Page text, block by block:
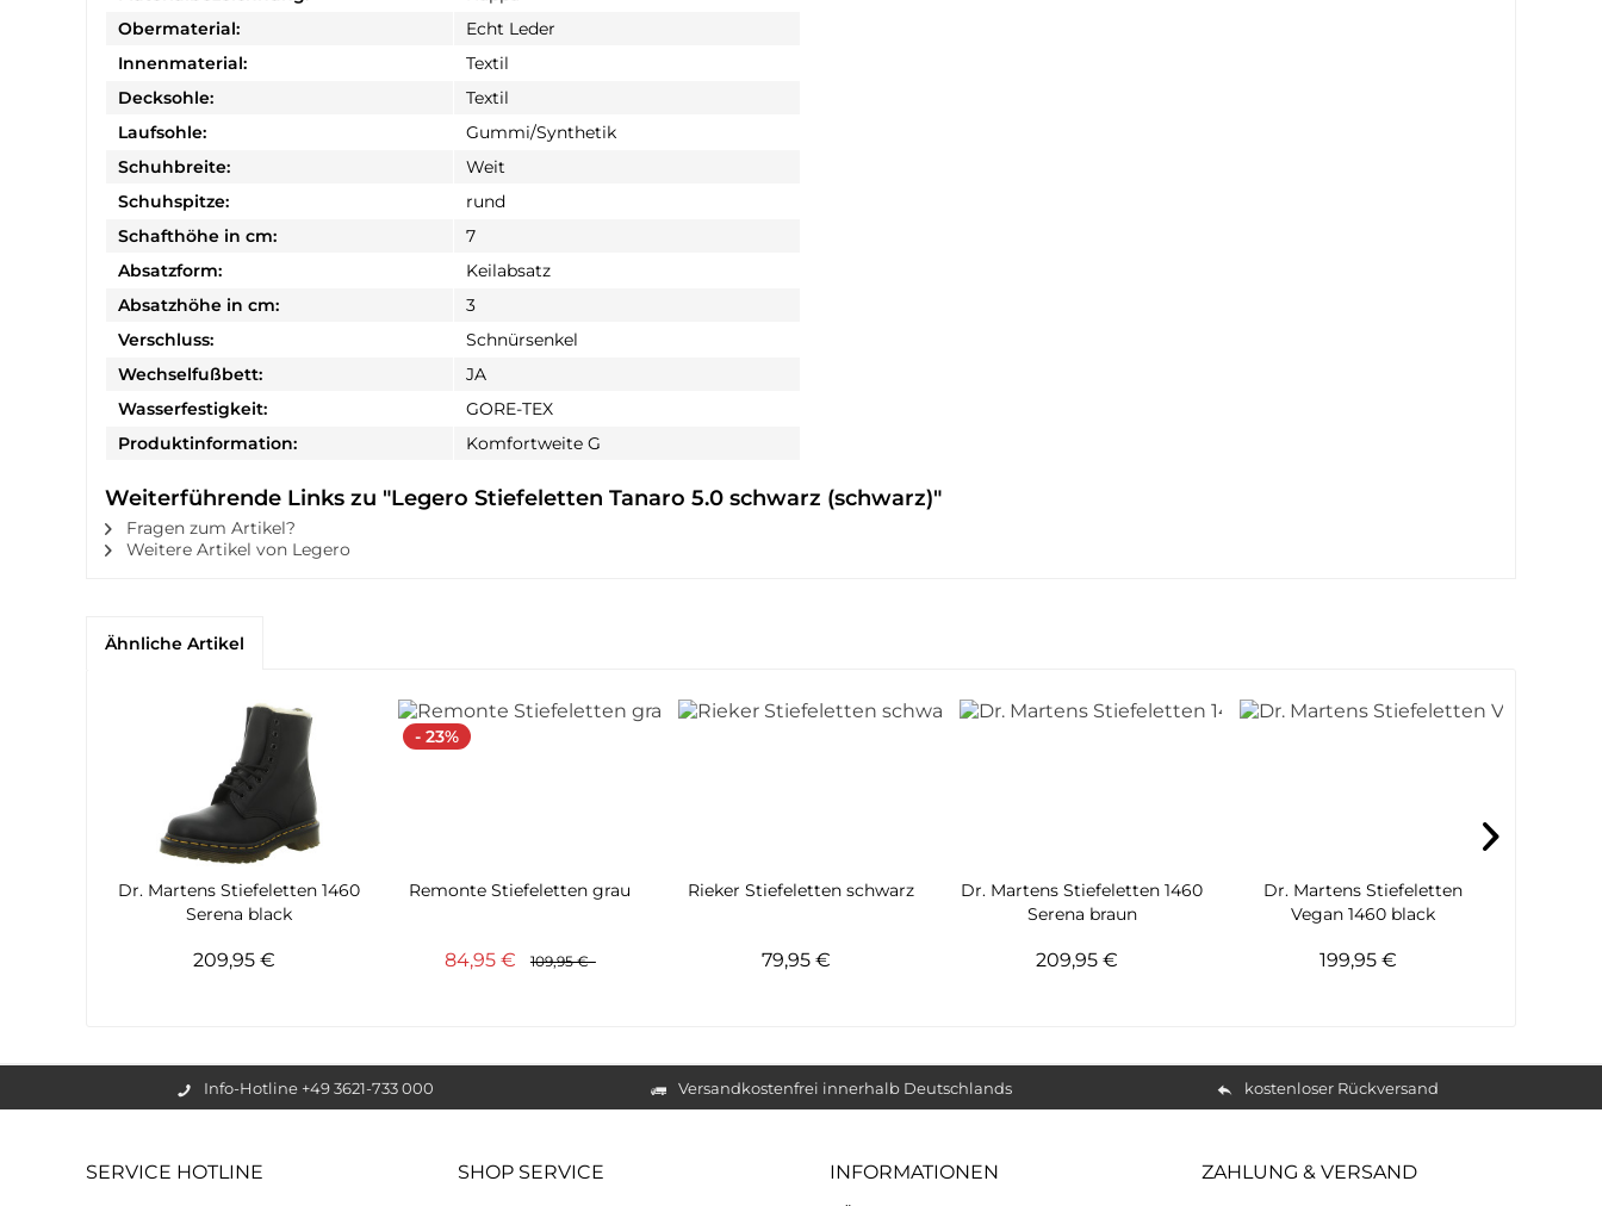
Obermaterial:
Echt Leder
Innenmaterial:
Textil
Decksohle:
Textil
Laufsohle:
Gummi/Synthetik
Schuhbreite:
Weit
Schuhspitze:
rund
Schafthöhe in cm:
7
Absatzform:
Keilabsatz
Absatzhöhe in cm:
3
Verschluss:
Schnürsenkel
Wechselfußbett:
JA
Wasserfestigkeit:
GORE-TEX
Produktinformation:
Komfortweite G
Weiterführende Links zu "Legero Stiefeletten Tanaro 5.0 schwarz (schwarz)"
Fragen zum Artikel?
Weitere Artikel von Legero
Ähnliche Artikel
Dr. Martens Stiefeletten 1460
Serena black
209,95 €
- 23%
Remonte Stiefeletten grau
84,95 € 109,95 €
Rieker Stiefeletten schwarz
79,95 €
Dr. Martens Stiefeletten 1460
Serena braun
209,95 €
Dr. Martens Stiefeletten
Vegan 1460 black
199,95 €
Info-Hotline +49 3621-733 000 Versandkostenfrei innerhalb Deutschlands kostenloser Rückversand
SERVICE HOTLINE SHOP SERVICE INFORMATIONEN ZAHLUNG & VERSAND